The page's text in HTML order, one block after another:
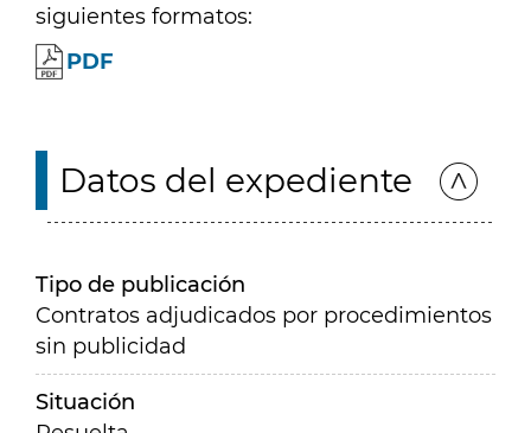
siguientes formatos:
PDF
Datos del expediente
Tipo de publicación
Contratos adjudicados por procedimientos
sin publicidad
Situación